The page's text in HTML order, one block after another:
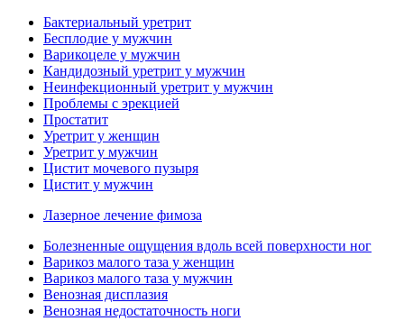
Бактериальный уретрит
Бесплодие у мужчин
Варикоцеле у мужчин
Кандидозный уретрит у мужчин
Неинфекционный уретрит у мужчин
Проблемы с эрекцией
Простатит
Уретрит у женщин
Уретрит у мужчин
Цистит мочевого пузыря
Цистит у мужчин
Лазерное лечение фимоза
Болезненные ощущения вдоль всей поверхности ног
Варикоз малого таза у женщин
Варикоз малого таза у мужчин
Венозная дисплазия
Венозная недостаточность ноги